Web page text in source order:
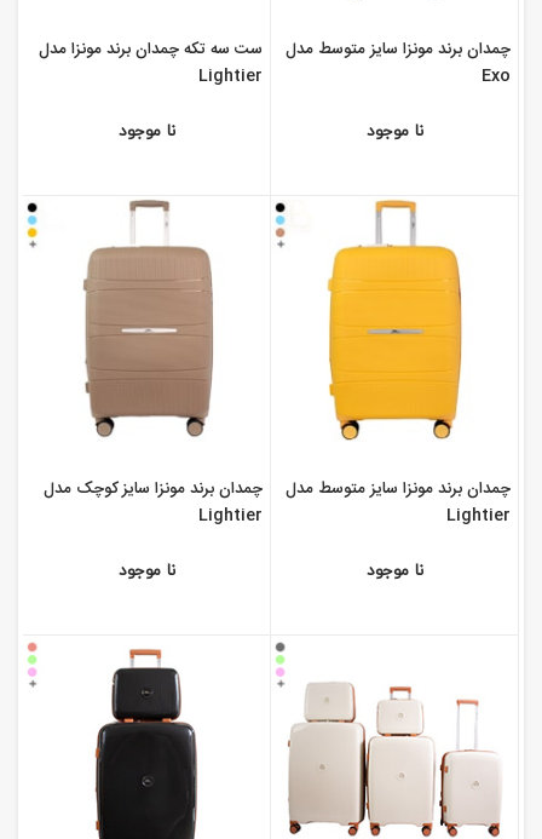
چمدان برند مونزا سایز متوسط مدل
Exo
نا موجود
ست سه تکه چمدان برند مونزا مدل
Lightier
نا موجود
چمدان برند مونزا سایز متوسط مدل
Lightier
نا موجود
چمدان برند مونزا سایز کوچک مدل
Lightier
نا موجود